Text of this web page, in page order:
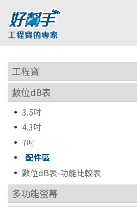
工程寶
數位dB表
3.5吋
4.3吋
7吋
配件區
數位dB表-功能比較表
多功能螢幕